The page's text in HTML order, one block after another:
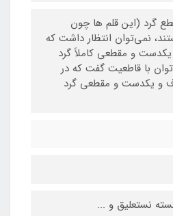
گرد (این قلم ها چون
نمی‌توان انتظار داشت که
و مقطعی کاملاً گرد
با قاطعیت گفت که در
و یکدست و مقطعی گرد
نستعلیق و ...